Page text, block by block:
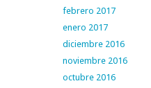
febrero 2017
enero 2017
diciembre 2016
noviembre 2016
octubre 2016